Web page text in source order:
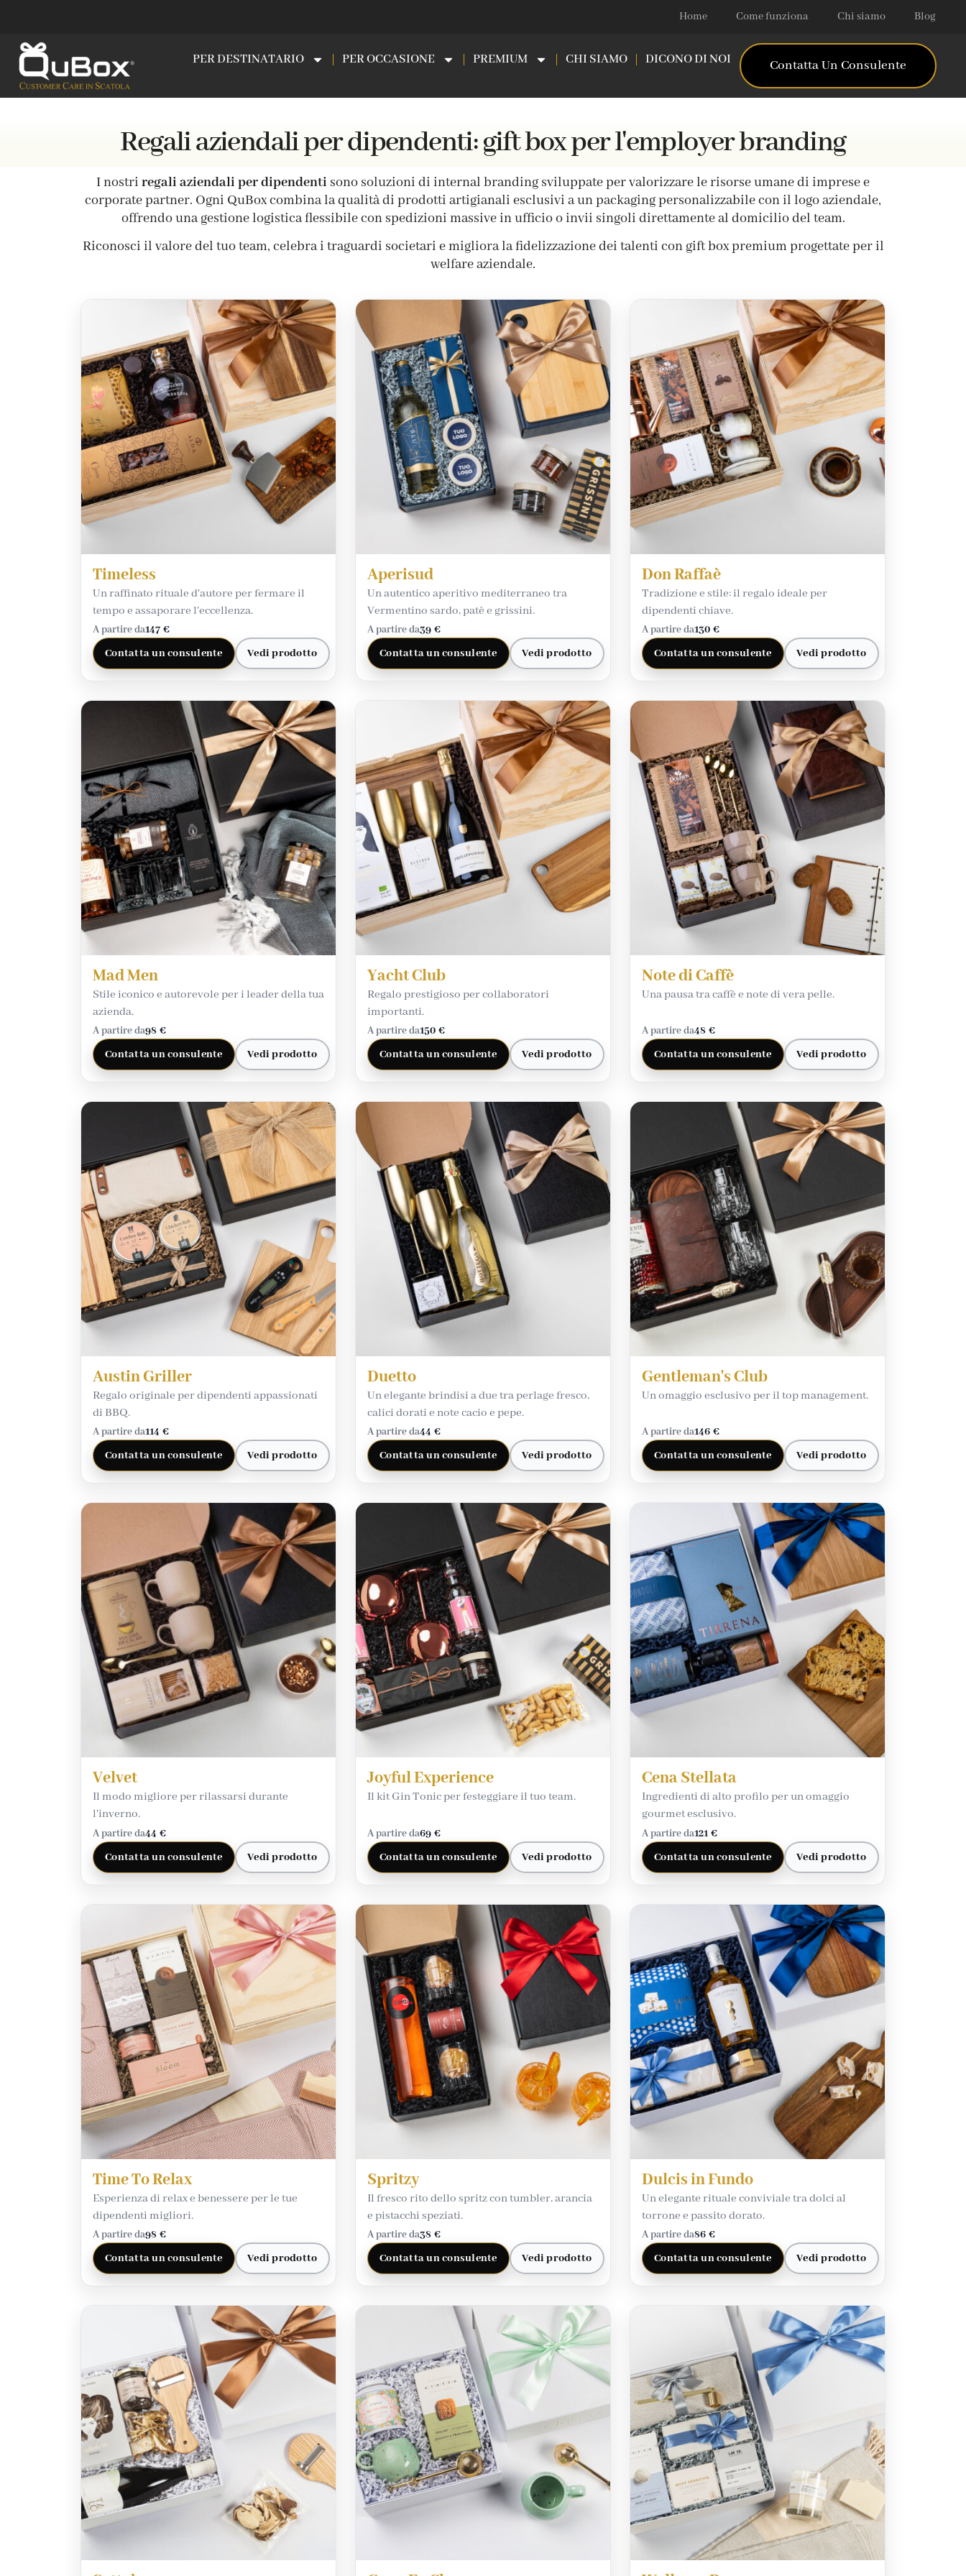
Home Come funziona Chi siamo Blog
PER DESTINATARIO PER OCCASIONE PREMIUM CHI SIAMO DICONO DI NOI Contatta Un Consulente
Regali aziendali per dipendenti: gift box per l'employer branding
I nostri regali aziendali per dipendenti sono soluzioni di internal branding sviluppate per valorizzare le risorse umane di imprese e
corporate partner. Ogni QuBox combina la qualità di prodotti artigianali esclusivi a un packaging personalizzabile con il logo aziendale,
offrendo una gestione logistica flessibile con spedizioni massive in ufficio o invii singoli direttamente al domicilio del team.
Riconosci il valore del tuo team, celebra i traguardi societari e migliora la fidelizzazione dei talenti con gift box premium progettate per il
welfare aziendale.
Timeless
Un raffinato rituale d'autore per fermare il
tempo e assaporare l'eccellenza.
A partire da147 €
Contatta un consulente
Vedi prodotto
Aperisud
Un autentico aperitivo mediterraneo tra
Vermentino sardo, patè e grissini.
A partire da39 €
Contatta un consulente
Vedi prodotto
Don Raffaè
Tradizione e stile: il regalo ideale per
dipendenti chiave.
A partire da130 €
Contatta un consulente
Vedi prodotto
Mad Men
Stile iconico e autorevole per i leader della tua
azienda.
A partire da98 €
Contatta un consulente
Vedi prodotto
Yacht Club
Regalo prestigioso per collaboratori
importanti.
A partire da150 €
Contatta un consulente
Vedi prodotto
Note di Caffè
Una pausa tra caffè e note di vera pelle.
A partire da48 €
Contatta un consulente
Vedi prodotto
Austin Griller
Regalo originale per dipendenti appassionati
di BBQ.
A partire da114 €
Contatta un consulente
Vedi prodotto
Duetto
Un elegante brindisi a due tra perlage fresco,
calici dorati e note cacio e pepe.
A partire da44 €
Contatta un consulente
Vedi prodotto
Gentleman's Club
Un omaggio esclusivo per il top management.
A partire da146 €
Contatta un consulente
Vedi prodotto
Velvet
Il modo migliore per rilassarsi durante
l'inverno.
A partire da44 €
Contatta un consulente
Vedi prodotto
Joyful Experience
Il kit Gin Tonic per festeggiare il tuo team.
A partire da69 €
Contatta un consulente
Vedi prodotto
Cena Stellata
Ingredienti di alto profilo per un omaggio
gourmet esclusivo.
A partire da121 €
Contatta un consulente
Vedi prodotto
Time To Relax
Esperienza di relax e benessere per le tue
dipendenti migliori.
A partire da98 €
Contatta un consulente
Vedi prodotto
Spritzy
Il fresco rito dello spritz con tumbler, arancia
e pistacchi speziati.
A partire da38 €
Contatta un consulente
Vedi prodotto
Dulcis in Fundo
Un elegante rituale conviviale tra dolci al
torrone e passito dorato.
A partire da86 €
Contatta un consulente
Vedi prodotto